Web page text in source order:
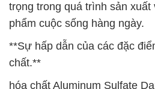
trọng trong quá trình sản
phẩm cuộc sống hàng ngày.
**Sự hấp dẫn của các đặc
chất.**
hóa chất Aluminum Sulfate